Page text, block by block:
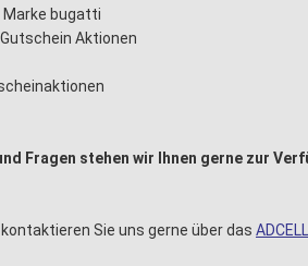
Marke bugatti
Aktionen
Fragen stehen wir Ihnen gerne zur
Sie uns gerne über das